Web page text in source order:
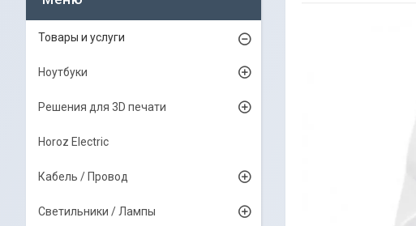
Товары и услуги
Ноутбуки
Решения для 3D печати
Horoz Electric
Кабель / Провод
Светильники / Лампы